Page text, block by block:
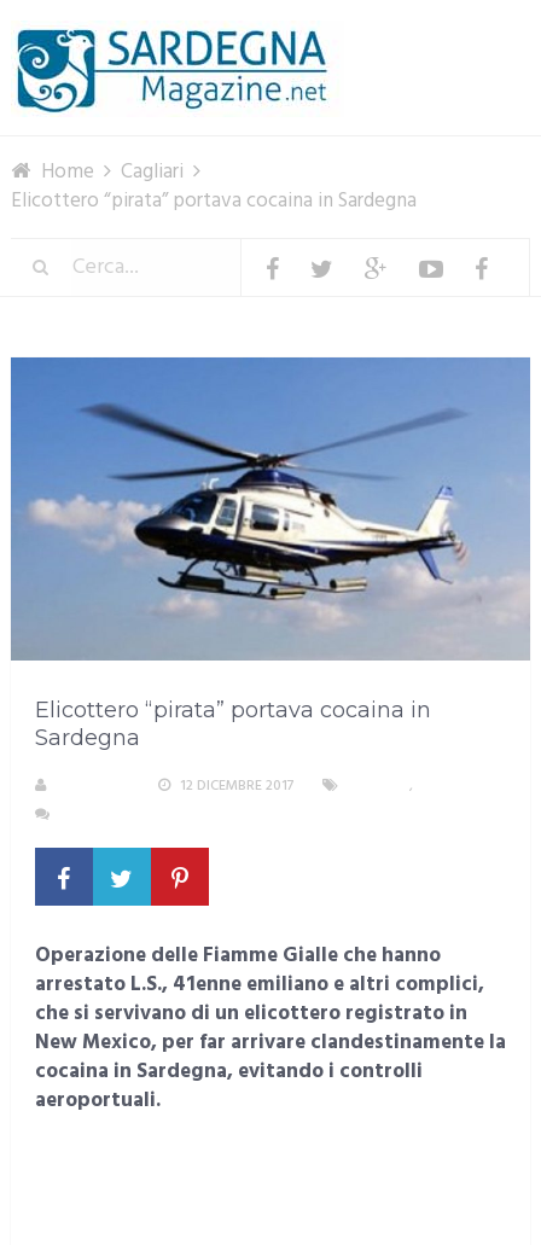
Home
Cagliari
Elicottero “pirata” portava cocaina in Sardegna
Elicottero “pirata” portava cocaina in
Sardegna
12 DICEMBRE 2017 ,
Operazione delle Fiamme Gialle che hanno
arrestato L.S., 41enne emiliano e altri complici,
che si servivano di un elicottero registrato in
New Mexico, per far arrivare clandestinamente la
cocaina in Sardegna, evitando i controlli
aeroportuali.